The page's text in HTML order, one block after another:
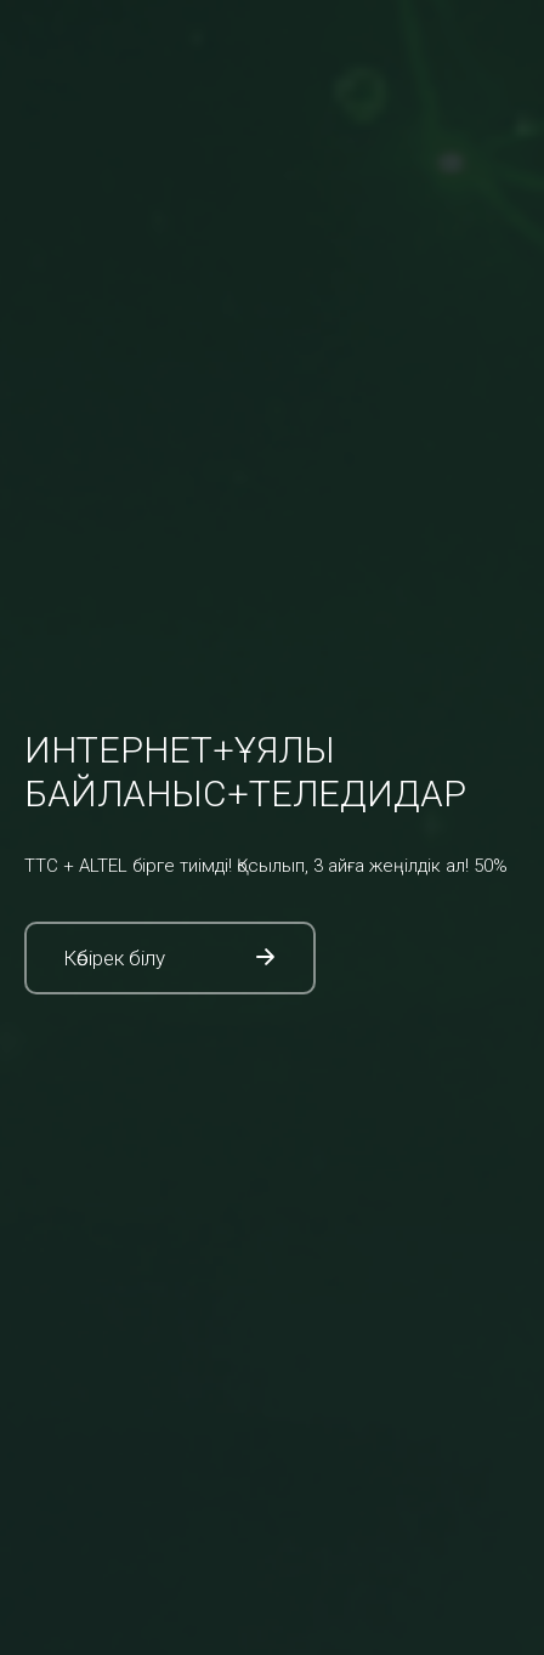
ИНТЕРНЕТ+ҰЯЛЫ
БАЙЛАНЫС+TЕЛЕДИДАР
TTC + ALTEL бірге тиімді! Қосылып, 3 айға жеңілдік ал! 50%
Көбірек білу